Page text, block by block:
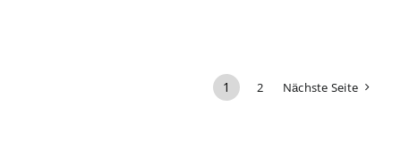
1 2 Nächste Seite